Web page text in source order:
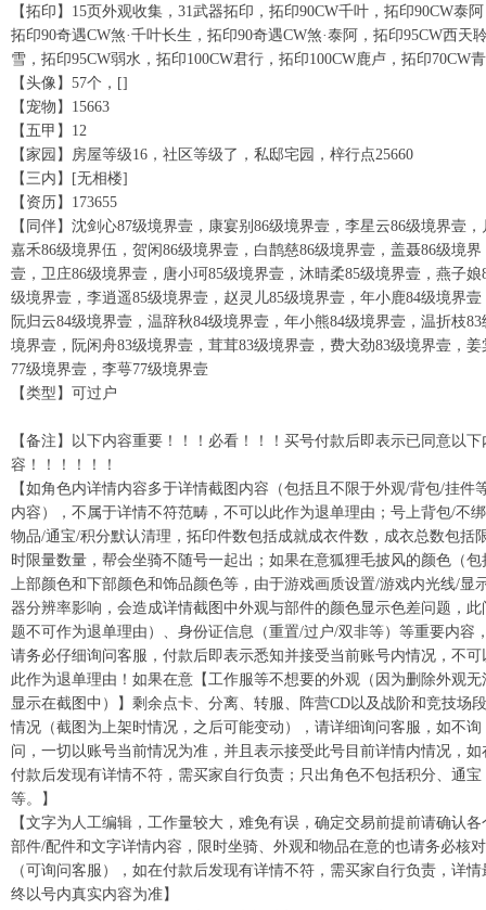
【拓印】15页外观收集，31武器拓印，拓印90CW千叶，拓印90CW泰
拓印90奇遇CW煞·千叶长生，拓印90奇遇CW煞·泰阿，拓印95CW西天
雪，拓印95CW弱水，拓印100CW君行，拓印100CW鹿卢，拓印70CW
【头像】57个，[]
【宠物】15663
【五甲】12
【家园】房屋等级16，社区等级了，私邸宅园，梓行点25660
【三内】[无相楼]
【资历】173655
【同伴】沈剑心87级境界壹，康宴别86级境界壹，李星云86级境界壹，
嘉禾86级境界伍，贺闲86级境界壹，白鹊慈86级境界壹，盖聂86级境界
壹，卫庄86级境界壹，唐小珂85级境界壹，沐晴柔85级境界壹，燕子娘
级境界壹，李逍遥85级境界壹，赵灵儿85级境界壹，年小鹿84级境界壹
阮归云84级境界壹，温辞秋84级境界壹，年小熊84级境界壹，温折枝83
境界壹，阮闲舟83级境界壹，茸茸83级境界壹，费大劲83级境界壹，姜
77级境界壹，李萼77级境界壹
【类型】可过户
【备注】以下内容重要！！！必看！！！买号付款后即表示已同意以下
容！！！！！！
【如角色内详情内容多于详情截图内容（包括且不限于外观/背包/挂件
内容），不属于详情不符范畴，不可以此作为退单理由；号上背包/不
物品/通宝/积分默认清理，拓印件数包括成就成衣件数，成衣总数包括
时限量数量，帮会坐骑不随号一起出；如果在意狐狸毛披风的颜色（包
上部颜色和下部颜色和饰品颜色等，由于游戏画质设置/游戏内光线/显
器分辨率影响，会造成详情截图中外观与部件的颜色显示色差问题，此
题不可作为退单理由）、身份证信息（重置/过户/双非等）等重要内容
请务必仔细询问客服，付款后即表示悉知并接受当前账号内情况，不可
此作为退单理由！如果在意【工作服等不想要的外观（因为删除外观无
显示在截图中）】剩余点卡、分离、转服、阵营CD以及战阶和竞技场
情况（截图为上架时情况，之后可能变动），请详细询问客服，如不询
问，一切以账号当前情况为准，并且表示接受此号目前详情内情况，如
付款后发现有详情不符，需买家自行负责；只出角色不包括积分、通宝
等。】
【文字为人工编辑，工作量较大，难免有误，确定交易前提前请确认各
部件/配件和文字详情内容，限时坐骑、外观和物品在意的也请务必核对
（可询问客服），如在付款后发现有详情不符，需买家自行负责，详情
终以号内真实内容为准】